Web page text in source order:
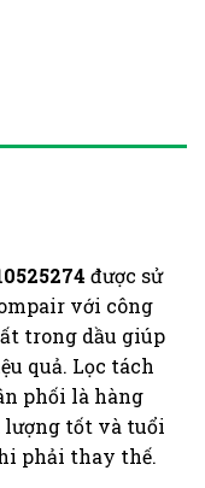
được sử
với công
trong dầu giúp
quả. Lọc tách
phối là hàng
lượng tốt và tuổi
phải thay thế.